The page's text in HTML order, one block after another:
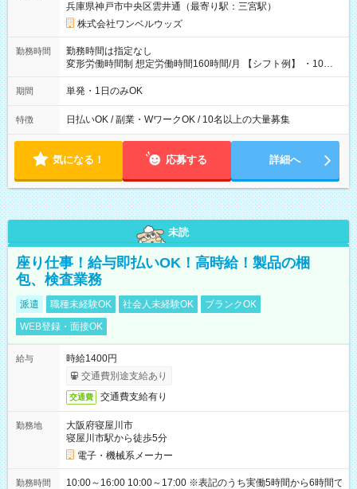
兵庫県神戸市中央区雲井通（最寄り駅：三宮駅）
株式会社ワンベルウッズ
勤務時間
勤務時間は指定なし
変形労働時間制 想定労働時間160時間/月 【シフト例】 ・10：
00～20：00
期間 単発・1日のみOK
特徴 日払いOK / 副業・WワークOK / 10名以上の大量募集
気になる！ 応募する 詳細へ
未読
座り仕事！給与即払いOK！高時給！製品の梱
包、検査業務
派遣 職種未経験OK 社会人未経験OK
ブランクOK
WEB登録・面接OK
給与
時給1400円
交通費別途支給あり
交通費 交通費支給有り
勤務地
大阪府寝屋川市
寝屋川市駅から徒歩5分
電子・機械系メーカー
勤務時間
10:00～16:00 10:00～17:00 ※表記のうち実働5時間から6時間で